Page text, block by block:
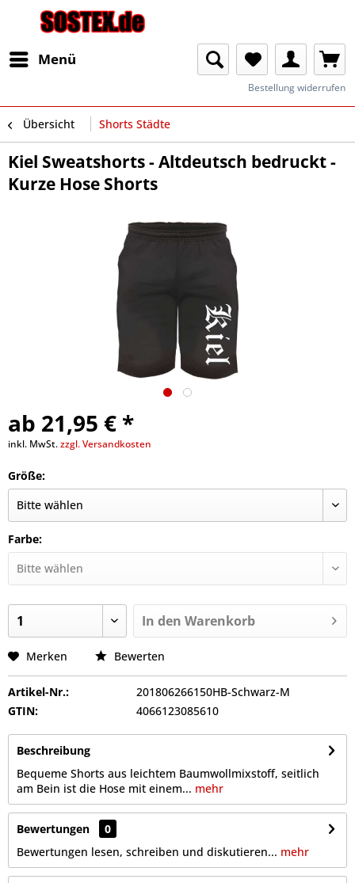
Menü
Bestellung widerrufen
Übersicht Shorts Städte
Kiel Sweatshorts - Altdeutsch bedruckt -
Kurze Hose Shorts
ab 21,95 € *
inkl. MwSt.zzgl. Versandkosten
Größe:
Farbe:
In den Warenkorb
Merken Bewerten
Artikel-Nr.:
201806266150HB-Schwarz-M
GTIN:
4066123085610
Beschreibung
Bequeme Shorts aus leichtem Baumwollmixstoff, seitlich
am Bein ist die Hose mit einem... mehr
Bewertungen
0
Bewertungen lesen, schreiben und diskutieren... mehr